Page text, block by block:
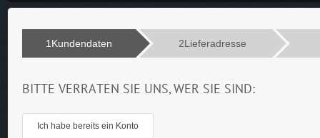
1 Kundendaten 2Lieferadresse
BITTE VERRATEN SIE UNS, WER SIE SIND:
Ich habe bereits ein Konto